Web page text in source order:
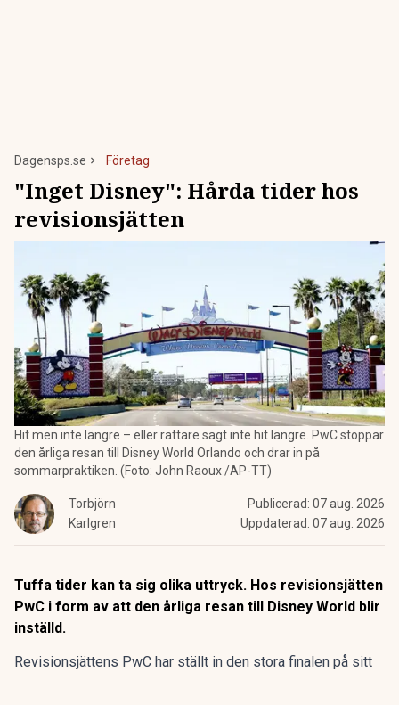
Dagensps.se Företag
"Inget Disney": Hårda tider hos
revisionsjätten
Hit men inte längre – eller rättare sagt inte hit längre. PwC stoppar
den årliga resan till Disney World Orlando och drar in på
sommarpraktiken. (Foto: John Raoux /AP-TT)
Torbjörn
Karlgren
Publicerad: 07 aug. 2026
Uppdaterad: 07 aug. 2026
Tuffa tider kan ta sig olika uttryck. Hos revisionsjätten
PwC i form av att den årliga resan till Disney World blir
inställd.
Revisionsjättens PwC har ställt in den stora finalen på sitt